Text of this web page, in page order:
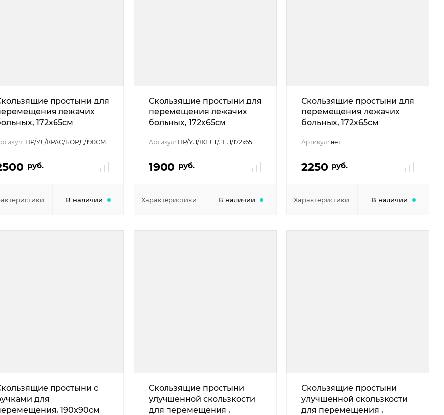
простыни для
лежачих
172х65см
ПР/УЛ/КРАС/БОРД/190СМ
руб.
В наличии
Скользящие простыни для
перемещения лежачих
больных, 172х65см
Артикул: ПР/УЛ/ЖЕЛТ/ЗЕЛ/172х65
1900 руб.
Характеристики В наличии
Скользящие простыни для
перемещения лежачих
больных, 172х65см
Артикул: нет
2250 руб.
Характеристики В наличии
простыни с
для
190х90см
Скользящие простыни
улучшенной скользкости
для перемещения ,
Скользящие простыни
улучшенной скользкости
для перемещения ,